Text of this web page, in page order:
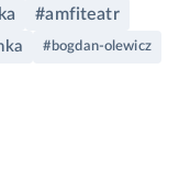
#amfiteatr
#bogdan-olewicz